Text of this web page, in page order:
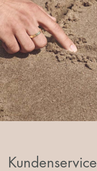
Kundenservice